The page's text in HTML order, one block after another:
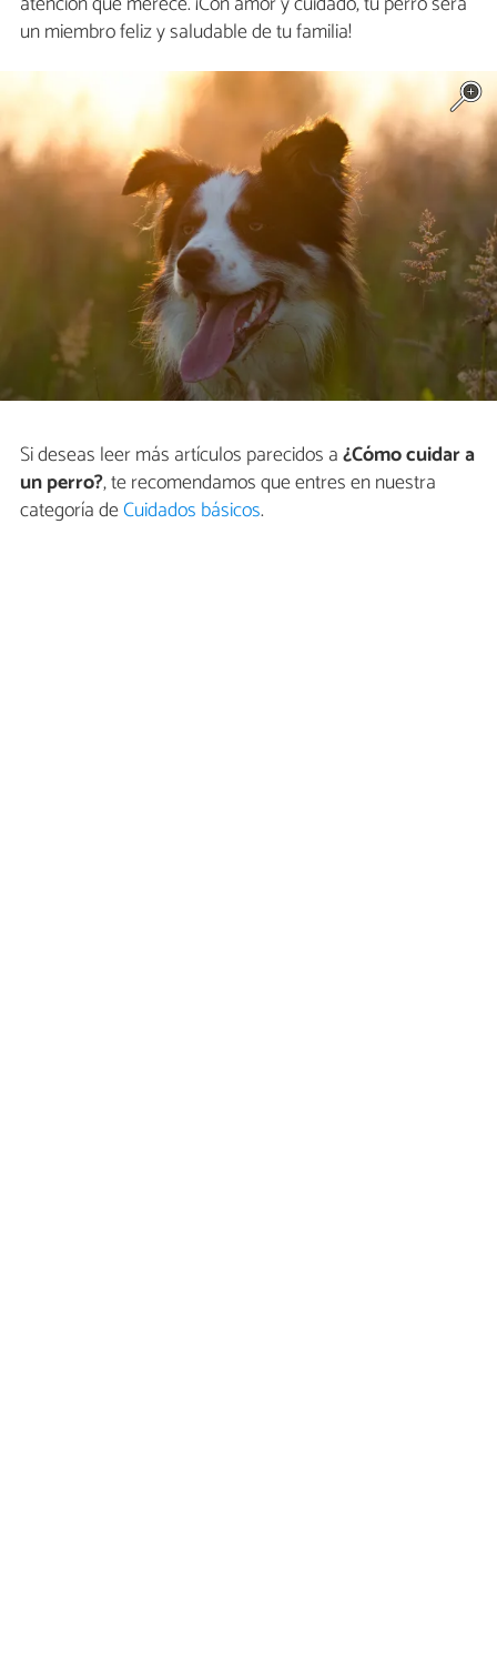
un miembro feliz y saludable de tu familia!
Si deseas leer más artículos parecidos a¿Cómo cuidar a
un perro?, te recomendamos que entres en nuestra
categoría deCuidados básicos.